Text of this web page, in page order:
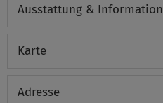
Ausstattung & Information
Karte
Adresse